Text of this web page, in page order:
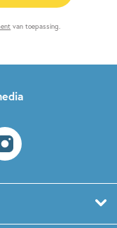
van toepassing.